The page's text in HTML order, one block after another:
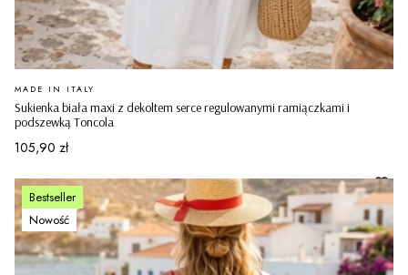
Sukienka biała maxi z dekoltem serce regulowanymi ramiączkami i
podszewką Toncola
PRODUCENT
MADE IN ITALY
Cena
105,90 zł
Bestseller
Nowość